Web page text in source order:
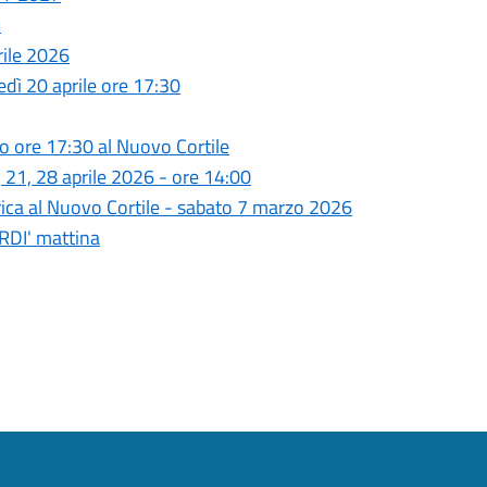
2026
20 aprile ore 17:30
ore 17:30 al Nuovo Cortile
28 aprile 2026 - ore 14:00
al Nuovo Cortile - sabato 7 marzo 2026
mattina